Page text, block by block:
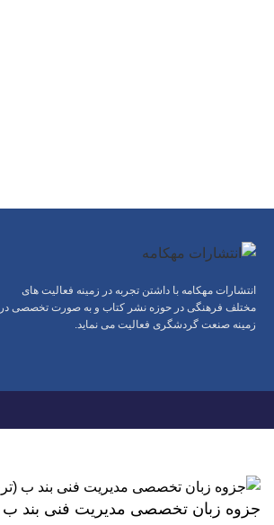
انتشارات مهکامه با داشتن تجربه در زمینه فعالیت های
مختلف فرهنگی در حوزه نشر کتاب و به صورت تخصصی در
زمینه صنعت گردشگری فعالیت می نماید.
جزوه زبان تخصصی مدیریت فنی بند ب